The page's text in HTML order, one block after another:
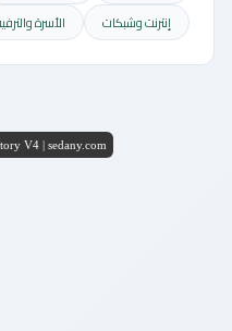
وشبكات
الأسرة والترفيه مواقع
Sedany Directory V4 | sedany.com